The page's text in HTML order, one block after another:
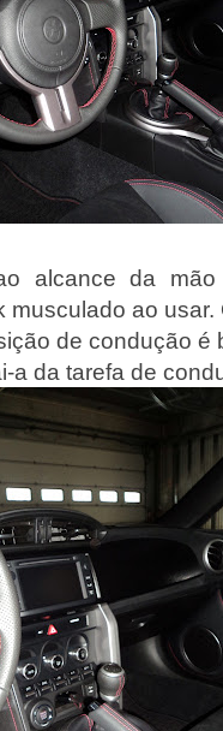
alcance da mão
ao usar.
de condução é
a da tarefa de